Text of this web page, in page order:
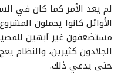
لم يعد الأمر كما كان في
الأوائل كانوا يحملون
مستضعفون غير آبهين
الجلادون كثيرين، والنظام
حتى يدعي ذلك.